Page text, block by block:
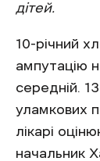
дітей.
10-річний
ампутацію
середній.
уламкових
лікарі
начальник